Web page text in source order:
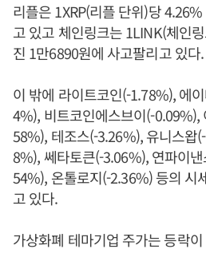
리플은 1XRP(리플 단위)당
고 있고 체인링크는 1LINK(체인
진 1만6890원에 사고팔리고 있다.
이 밖에 라이트코인(-1.78%), 에
4%), 비트코인에스브이(-0.09%),
58%), 테조스(-3.26%), 유니스왑
8%), 쎄타토큰(-3.06%), 연파이
54%), 온톨로지(-2.36%) 등의 시
고 있다.
가상화폐 테마기업 주가는 등락